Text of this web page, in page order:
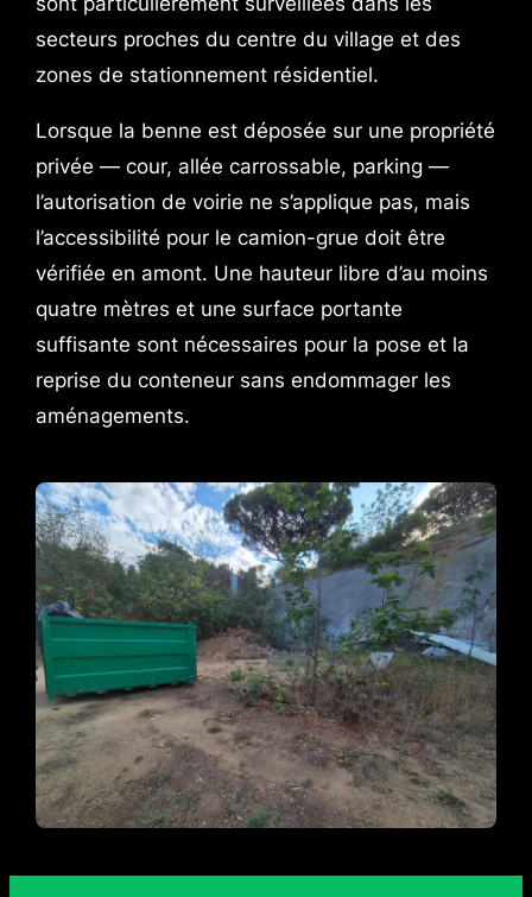
secteurs proches du centre du village et des
zones de stationnement résidentiel.
Lorsque la benne est déposée sur une propriété
privée — cour, allée carrossable, parking —
l’autorisation de voirie ne s’applique pas, mais
l’accessibilité pour le camion-grue doit être
vérifiée en amont. Une hauteur libre d’au moins
quatre mètres et une surface portante
suffisante sont nécessaires pour la pose et la
reprise du conteneur sans endommager les
aménagements.